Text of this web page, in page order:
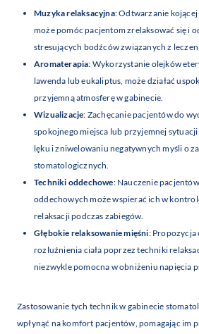
Muzyka relaksacyjna: Odtwarzanie
może pomóc pacjentom zrelaksować się i
stresujących bodźców związanych z
Aromaterapia: Wykorzystanie olejków
lawenda lub eukaliptus, może działać
przyjemną atmosferę w gabinecie.
Wizualizacje: Zachęcanie pacjentów do
spokojnego miejsca lub przyjemnej
lęku i zniwelowaniu negatywnych myśli o
stomatologicznych.
Techniki oddechowe: Nauczenie
oddechowych może wspierać ich w
relaksacji podczas zabiegów.
Głębokie relaksowanie mięśni: Propozycja
rozluźnienia ciała poprzez techniki
niezwykle pomocna w obniżeniu napięcia
Zastosowanie tych technik w gabinecie
wpłynąć na komfort pacjentów, pomagając im